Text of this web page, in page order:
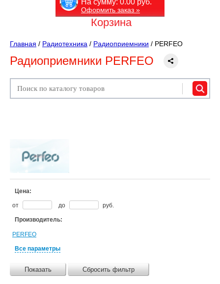
На сумму: 0.00 руб.
Оформить заказ »
Главная / Радиотехника / Радиоприемники / PERFEO
Радиоприемники PERFEO
Цена:
от до руб.
Производитель:
PERFEO
Все параметры
Показать Сбросить фильтр